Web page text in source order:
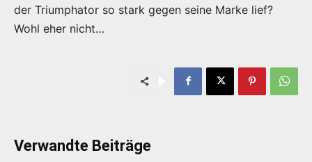
der Triumphator so stark gegen seine Marke lief?
Wohl eher nicht…
Verwandte Beiträge